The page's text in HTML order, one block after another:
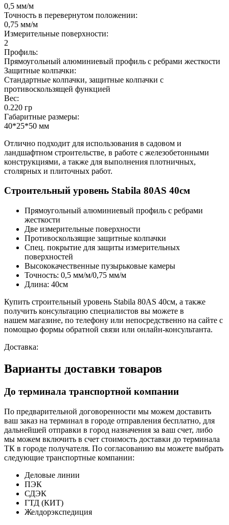
0,5 мм/м
Точность в перевернутом положении:
0,75 мм/м
Измерительные поверхности:
2
Профиль:
Прямоугольный алюминиевый профиль с ребрами жесткости
Защитные колпачки:
Стандартные колпачки, защитные колпачки с
противоскользящей функцией
Вес:
0.220 гр
Габаритные размеры:
40*25*50 мм
Отлично подходит для использования в садовом и
ландшафтном строительстве, в работе с железобетонными
конструкциями, а также для выполнения плотничных,
столярных и плиточных работ.
Строительный уровень Stabila 80АS 40см
Прямоугольный алюминиевый профиль с ребрами
жесткости
Две измерительные поверхности
Противоскользящие защитные колпачки
Спец. покрытие для защиты измерительных
поверхностей
Высококачественные пузырьковые камеры
Точность: 0,5 мм/м/0,75 мм/м
Длина: 40см
Купить cтроительный уровень Stabila 80АS 40см, а также
получить консультацию специалистов вы можете в
нашем магазине, по телефону или непосредственно на сайте с
помощью формы обратной связи или онлайн-консультанта.
Доставка:
Варианты доставки товаров
До терминала транспортной компании
По предварительной договоренности мы можем доставить
ваш заказ на терминал в городе отправления бесплатно, для
дальнейшей отправки в город назначения за ваш счет, либо
мы можем включить в счет стоимость доставки до терминала
ТК в городе получателя. По согласованию вы можете выбрать
следующие транспортные компании:
Деловые линии
ПЭК
СДЭК
ГТД (КИТ)
Желдорэкспедиция